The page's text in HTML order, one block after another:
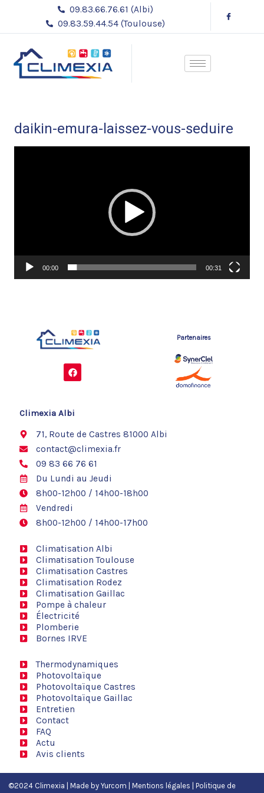
contenu
09.83.66.76.61 (Albi)
09.83.59.44.54 (Toulouse)
daikin-emura-laissez-vous-seduire
00:00 00:31
F
a
c
o
Partenaires
Climexia Albi
71, Route de Castres 81000 Albi
contact@climexia.fr
09 83 66 76 61
Du Lundi au Jeudi
8h00-12h00 / 14h00-18h00
Vendredi
8h00-12h00 / 14h00-17h00
Climatisation Albi
Climatisation Toulouse
Climatisation Castres
Climatisation Rodez
Climatisation Gaillac
Pompe à chaleur
Électricité
Plomberie
Bornes IRVE
Thermodynamiques
Photovoltaïque
Photovoltaïque Castres
Photovoltaïque Gaillac
Entretien
Contact
FAQ
Actu
Avis clients
©2024 Climexia | Made byYurcom Mentions légales Politique de